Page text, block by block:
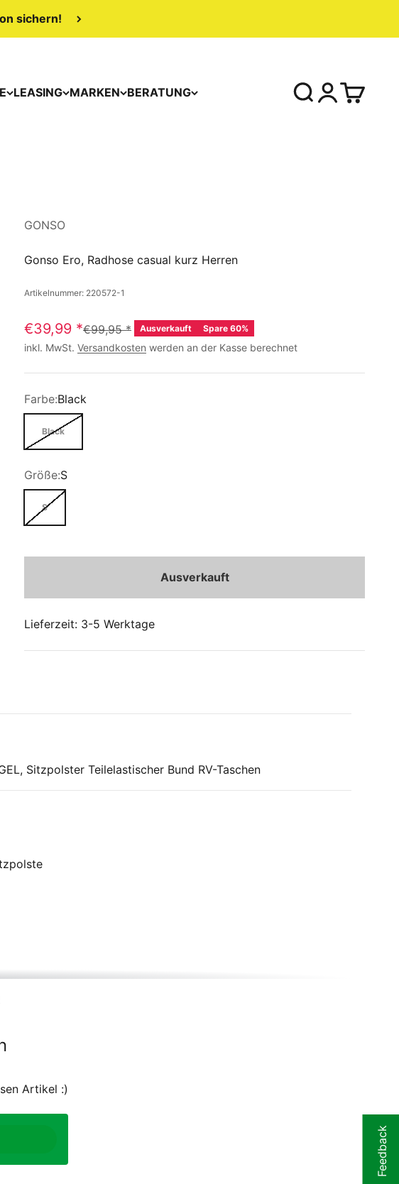
sichern!
LEASING MARKEN BERATUNG
GONSO
Gonso Ero, Radhose casual kurz Herren
Artikelnummer: 220572-1
€39,99 *€99,95* Ausverkauft Spare 60%
inkl. MwSt. Versandkosten werden an der Kasse berechnet
Farbe:Black
Black
Größe:S
S
Ausverkauft
Lieferzeit: 3-5 Werktage
Sitzpolster Teilelastischer Bund RV-Taschen
Artikel :)
Feedback